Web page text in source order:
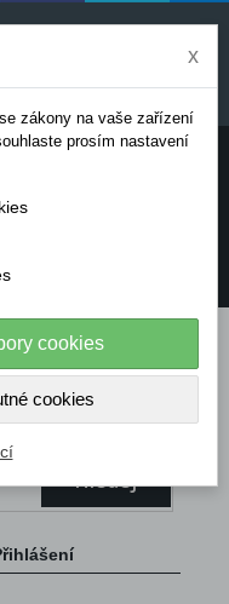
mohou se měnit v
výrobců a
nabídku prosím
telefonicky:
security.com
Hledej
x
zákony na vaše zařízení
prosím nastavení
cookies
cookies